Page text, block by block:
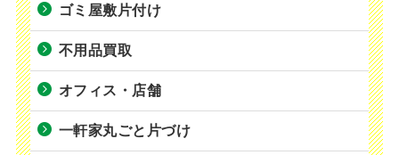
ゴミ屋敷片付け
不用品買取
オフィス・店舗
一軒家丸ごと片づけ